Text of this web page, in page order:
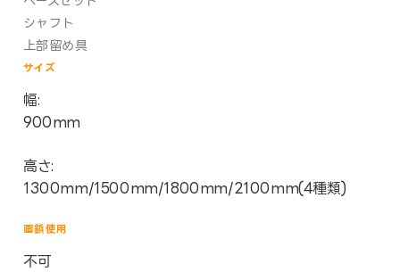
シャフト
上部留め具
サイズ
幅:
900mm
高さ:
1300mm/1500mm/1800mm/2100mm(4種類)
画鋲使用
不可